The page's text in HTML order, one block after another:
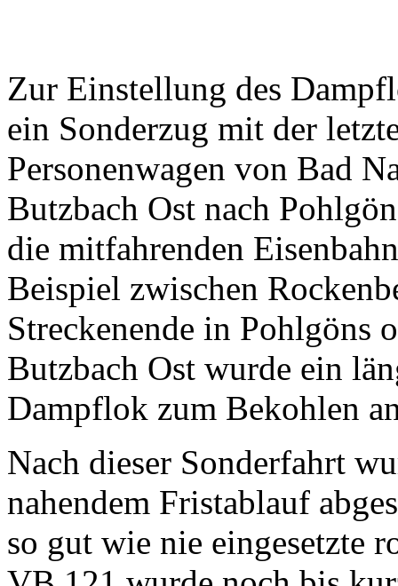
Zur Einstellung des
ein Sonderzug mit der
Personenwagen von Bad
Butzbach Ost nach
die mitfahrenden
Beispiel zwischen
Streckenende in Pohlgöns
Butzbach Ost wurde ein
Dampflok zum Bekohlen
Nach dieser Sonderfahrt
nahendem Fristablauf
so gut wie nie eingesetzte